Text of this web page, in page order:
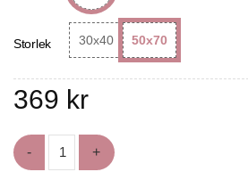
Storlek 30x40 50x70
369 kr